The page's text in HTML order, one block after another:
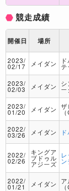
競走成績
開催日 場所
2023/
02/17 メイダン
2023/
02/03 メイダン
2023/
01/20 メイダン ザ
2022/
03/26 メイダン
2022/
02/26
キングア
ブドゥル
アジーズ ン
2022/
01/21 メイダン